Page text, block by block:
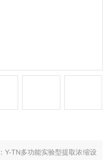
Y-TN多功能实验型提取浓缩设